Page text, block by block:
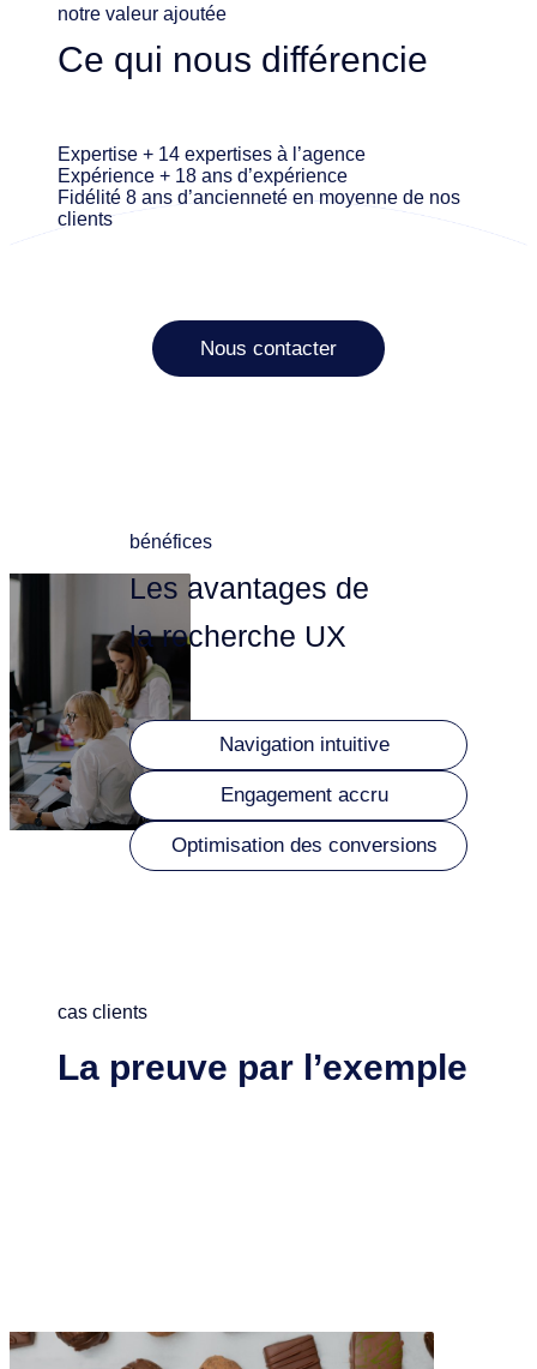
notre valeur ajoutée
Ce qui nous différencie
Expertise + 14 expertises à l’agence
Expérience + 18 ans d’expérience
Fidélité 8 ans d’ancienneté en moyenne de nos
clients
Nous contacter
bénéfices
Les avantages de
la recherche UX
Navigation intuitive
Engagement accru
Optimisation des conversions
cas clients
La preuve par l’exemple